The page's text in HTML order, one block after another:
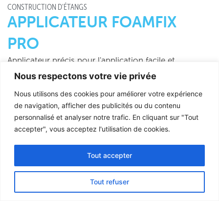
Nous respectons votre vie privée
Nous utilisons des cookies pour améliorer votre expérience
de navigation, afficher des publicités ou du contenu
personnalisé et analyser notre trafic. En cliquant sur "Tout
accepter", vous acceptez l'utilisation de cookies.
Tout refuser
Tout accepter
CONSTRUCTION D'ÉTANGS
APPLICATEUR FOAMFIX
PRO
Applicateur précis pour l'application facile et
professionnelle de colles en mousse.
German